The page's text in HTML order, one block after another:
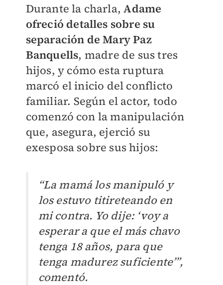
Durante la charla,Adame
ofreció detalles sobre su
separación de Mary Paz
Banquells, madre de sus tres
hijos, y cómo esta ruptura
marcó el inicio del conflicto
familiar. Según el actor, todo
comenzó con la manipulación
que, asegura, ejerció su
exesposa sobre sus hijos:
“La mamá los manipuló y
los estuvo titireteando en
mi contra. Yo dije: ‘voy a
esperar a que el más chavo
tenga 18 años, para que
tenga madurez suficiente’”,
comentó.